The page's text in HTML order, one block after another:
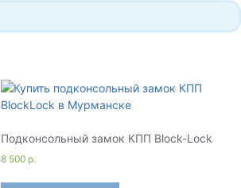
Подконсольный замок КПП Block-Lock
8 500 р.